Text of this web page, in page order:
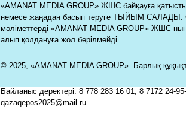
«AMANAT MEDIA GROUP» ЖШС байқауға қатысты
немесе жаңадан басып теруге ТЫЙЫМ САЛАДЫ.
мәліметтерді «AMANAT MEDIA GROUP» ЖШС-
алып қолдануға жол берілмейді.
© 2025, «AMANAT MEDIA GROUP». Барлық
Байланыс деректері: 8 778 283 16 01, 8 7172 24-
qazaqepos2025@mail.ru